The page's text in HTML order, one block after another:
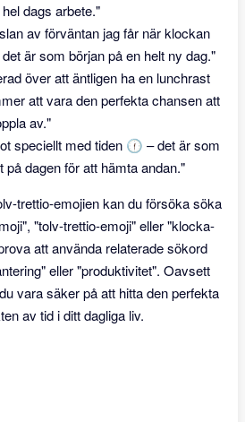
dags arbete."
av förväntan jag får när klockan
är som början på en helt ny dag."
över att äntligen ha en lunchrast
att vara den perfekta chansen att
av."
speciellt med tiden 🕧 – det är som
på dagen för att hämta andan."
trettio-emojien kan du försöka söka
"tolv-trettio-emoji" eller "klocka-
att använda relaterade sökord
eller "produktivitet". Oavsett
vara säker på att hitta den perfekta
av tid i ditt dagliga liv.